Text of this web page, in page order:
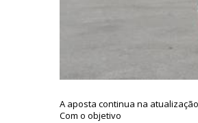
A aposta continua na
Com o objetivo